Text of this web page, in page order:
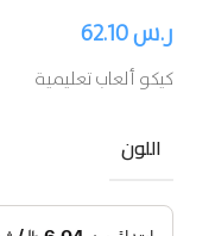
ر.س
كيكو ألعاب تعليمية
اللون